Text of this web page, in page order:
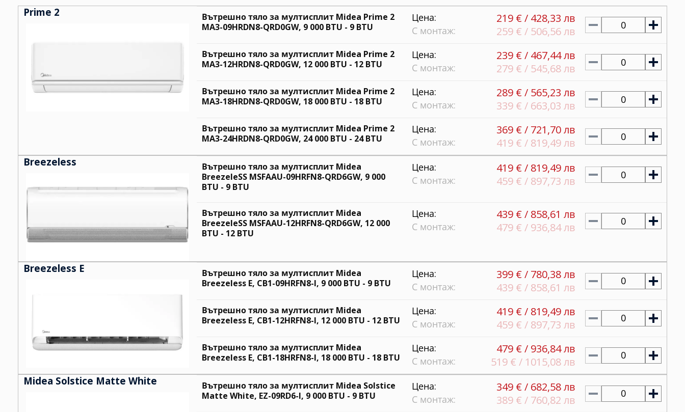
Prime 2
Вътрешно тяло за мултисплит Midea Prime 2
MA3-09HRDN8-QRD0GW, 9 000 BTU - 9 BTU
Цена: 219 € / 428,33 лв
С монтаж: 259 € / 506,56 лв 0
Вътрешно тяло за мултисплит Midea Prime 2
MA3-12HRDN8-QRD0GW, 12 000 BTU - 12 BTU
Цена: 239 € / 467,44 лв
С монтаж: 279 € / 545,68 лв 0
Вътрешно тяло за мултисплит Midea Prime 2
MA3-18HRDN8-QRD0GW, 18 000 BTU - 18 BTU
Цена: 289 € / 565,23 лв
С монтаж: 339 € / 663,03 лв 0
Вътрешно тяло за мултисплит Midea Prime 2
MA3-24HRDN8-QRD0GW, 24 000 BTU - 24 BTU
Цена: 369 € / 721,70 лв
С монтаж: 419 € / 819,49 лв 0
Breezeless
Вътрешно тяло за мултисплит Midea
BreezeleSS MSFAAU-09HRFN8-QRD6GW, 9 000
BTU - 9 BTU
Цена: 419 € / 819,49 лв
С монтаж: 459 € / 897,73 лв 0
Вътрешно тяло за мултисплит Midea
BreezeleSS MSFAAU-12HRFN8-QRD6GW, 12 000
BTU - 12 BTU
Цена: 439 € / 858,61 лв
С монтаж: 479 € / 936,84 лв 0
Breezeless E
Вътрешно тяло за мултисплит Midea
Breezeless E, CB1-09HRFN8-I, 9 000 BTU - 9 BTU
Цена: 399 € / 780,38 лв
С монтаж: 439 € / 858,61 лв 0
Вътрешно тяло за мултисплит Midea
Breezeless E, CB1-12HRFN8-I, 12 000 BTU - 12 BTU
Цена: 419 € / 819,49 лв
С монтаж: 459 € / 897,73 лв 0
Вътрешно тяло за мултисплит Midea
Breezeless E, CB1-18HRFN8-I, 18 000 BTU - 18 BTU
Цена: 479 € / 936,84 лв
С монтаж: 519 € / 1015,08 лв 0
Midea Solstice Matte White
Вътрешно тяло за мултисплит Midea Solstice
Matte White, EZ-09RD6-I, 9 000 BTU - 9 BTU
Цена: 349 € / 682,58 лв
С монтаж: 389 € / 760,82 лв 0